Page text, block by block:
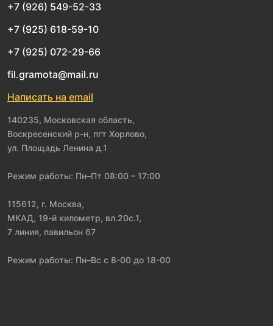
+7 (926) 549-52-33
+7 (925) 618-59-10
+7 (925) 072-29-66
fil.gramota@mail.ru
Написать на email
140235, Московская область,
Воскресенский р-н, пгт Хорлово,
ул. Площадь Ленина д.1
Режим работы: Пн–Пт 08:00 – 17:00
115612, г. Москва,
МКАД, 19-й километр, вл.20с.1,
7 линия, павильон 67
Режим работы: Пн–Вс с 8-00 до 18-00